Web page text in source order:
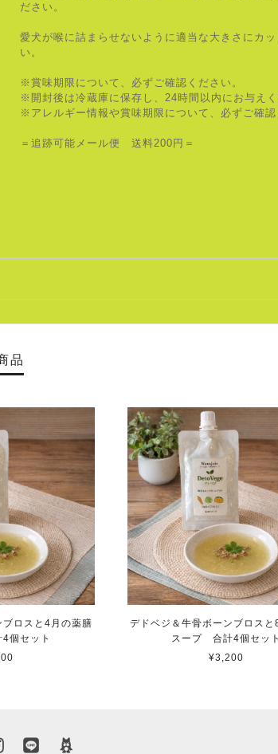
ださい。
愛犬が喉に詰まらせないように適当な大きさにカ
い。
※賞味期限について、必ずご確認ください。
※開封後は冷蔵庫に保存し、24時間以内にお与えく
※アレルギー情報や賞味期限について、必ずご確認
＝追跡可能メール便 送料200円＝
品
ロスと4月の薬膳
個セット
デドベジ＆牛骨ボーンブロスと
スープ 合計4個セット
¥3,200